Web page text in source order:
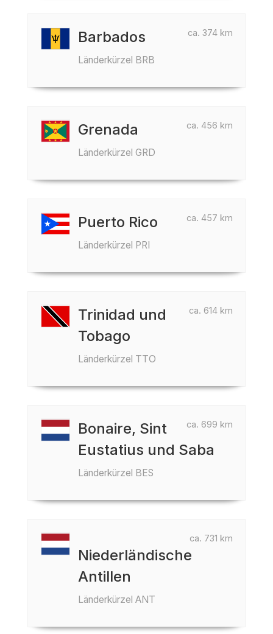
ca. 374 km
Barbados
Länderkürzel BRB
ca. 456 km
Grenada
Länderkürzel GRD
ca. 457 km
Puerto Rico
Länderkürzel PRI
ca. 614 km
Trinidad und
Tobago
Länderkürzel TTO
ca. 699 km
Bonaire, Sint
Eustatius und Saba
Länderkürzel BES
ca. 731 km
Niederländische
Antillen
Länderkürzel ANT